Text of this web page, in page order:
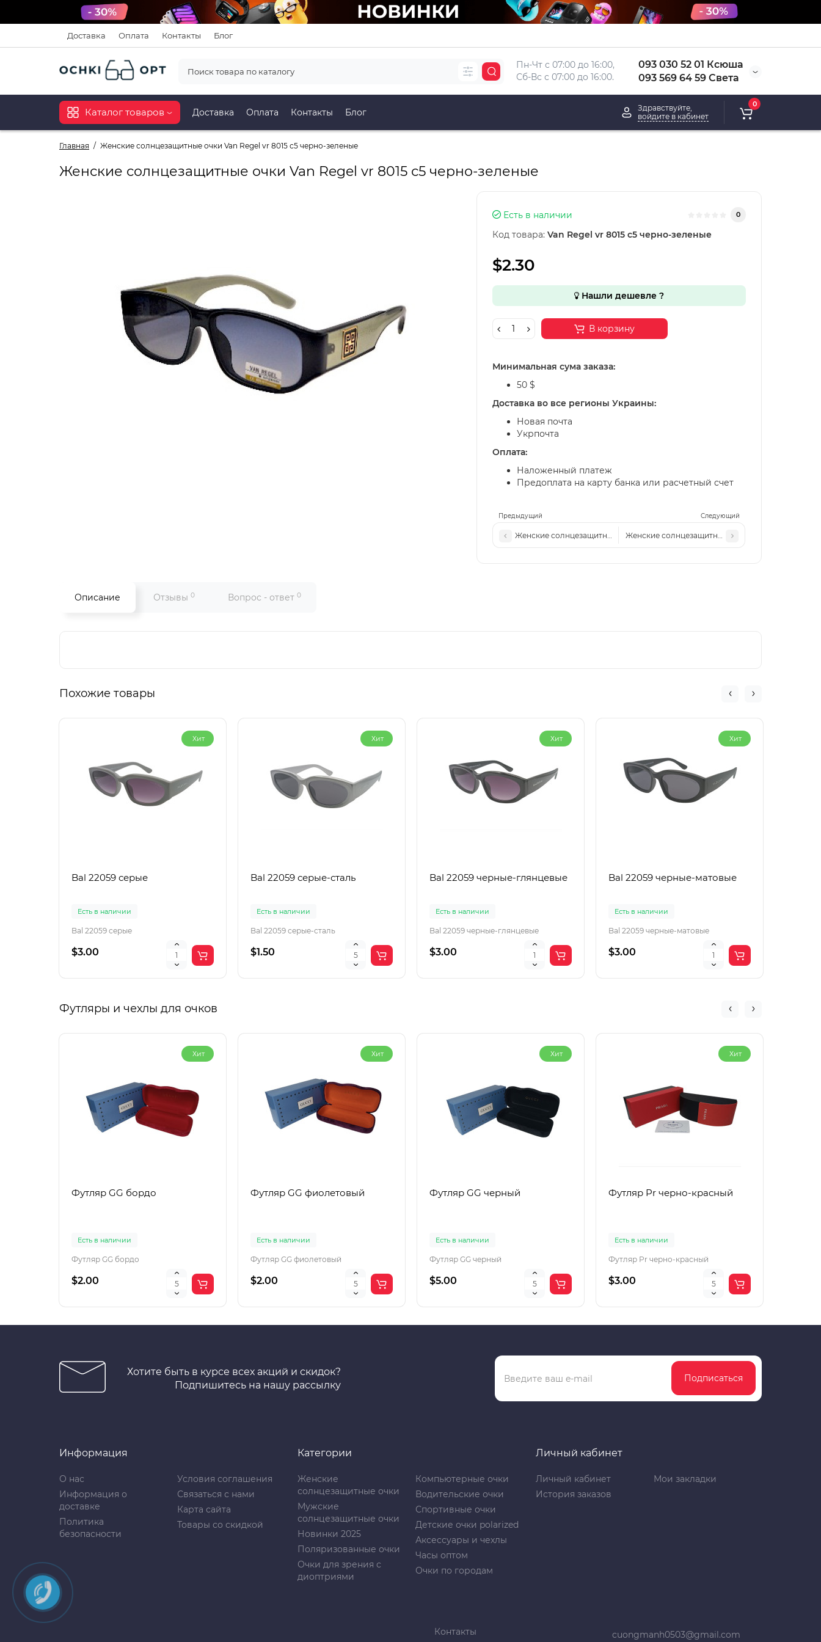
Доставка Оплата Контакты Блог
Пн-Чт с 07:00 до 16:00,
Сб-Вс с 07:00 до 16:00.
093 030 52 01 Ксюша
093 569 64 59 Света
Каталог товаров Доставка Оплата Контакты Блог
Здравствуйте,
войдите в кабинет
0
Главная Женские солнцезащитные очки Van Regel vr 8015 с5 черно-зеленые
Женские солнцезащитные очки Van Regel vr 8015 с5 черно-зеленые
Предыдущий Следующий
Женские солнцезащитные очки Van Regel vr 8015 с6 черно-белые
Женские солнцезащитные очки Van Regel vr 8015
Есть в наличии 0
Код товара: Van Regel vr 8015 с5 черно-зеленые
$2.30
Нашли дешевле ?
В корзину
Минимальная сума заказа:
50 $
Доставка во все регионы Украины:
Новая почта
Укрпочта
Оплата:
Наложенный платеж
Предоплата на карту банка или расчетный счет
Описание Отзывы 0 Вопрос - ответ 0
Похожие товары
Хит
Bal 22059 серые
Есть в наличии
Bal 22059 серые
$3.00
Хит
Bal 22059 серые-сталь
Есть в наличии
Bal 22059 серые-сталь
$1.50
Хит
Bal 22059 черные-глянцевые
Есть в наличии
Bal 22059 черные-глянцевые
$3.00
Хит
Bal 22059 черные-матовые
Есть в наличии
Bal 22059 черные-матовые
$3.00
Футляры и чехлы для очков
Хит
Футляр GG бордо
Есть в наличии
Футляр GG бордо
$2.00
Хит
Футляр GG фиолетовый
Есть в наличии
Футляр GG фиолетовый
$2.00
Хит
Футляр GG черный
Есть в наличии
Футляр GG черный
$5.00
Хит
Футляр Pr черно-красный
Есть в наличии
Футляр Pr черно-красный
$3.00
Хотите быть в курсе всех акций и скидок?
Подпишитесь на нашу рассылку
Подписаться
Информация
О нас
Информация о
доставке
Политика
безопасности
Условия соглашения
Связаться с нами
Карта сайта
Товары со скидкой
Категории
Женские
солнцезащитные очки
Мужские
солнцезащитные очки
Новинки 2025
Поляризованные очки
Очки для зрения с
диоптриями
Компьютерные очки
Водительские очки
Спортивные очки
Детские очки polarized
Аксессуары и чехлы
Часы оптом
Очки по городам
Личный кабинет
Личный кабинет
История заказов
Мои закладки
Контакты cuongmanh0503@gmail.com